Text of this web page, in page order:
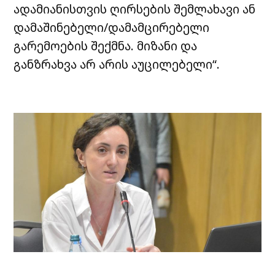
ადამიანისთვის ღირსების შემლახავი ან
დამაშინებელი/დამამცირებელი
გარემოების შექმნა. მიზანი და
განზრახვა არ არის აუცილებელი“.